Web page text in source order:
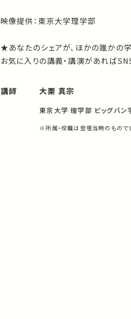
映像提供：東京大学理学部
★あなたのシェアが、ほかの誰かの
お気に入りの講義・講演があれば
講師 大栗 真宗
東京大学 理学部 ビッグバ
※所属・役職は登壇当時のもので